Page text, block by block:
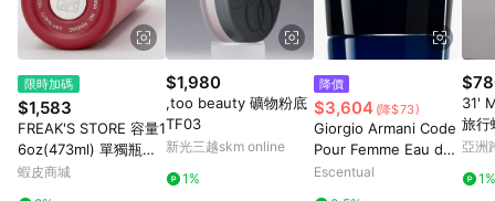
限時加碼
$1,583
FREAK'S STORE 容量1
6oz(473ml) 單獨瓶身
WOC
蝦皮商城
$1,980
,too beauty 礦物粉底
TF03
新光三越skm online
1%
降價
$3,604 (降$73)
Giorgio Armani Code
Pour Femme Eau de
Parfum Spray 75ml
Escentual
31'
旅行
亞洲
1%